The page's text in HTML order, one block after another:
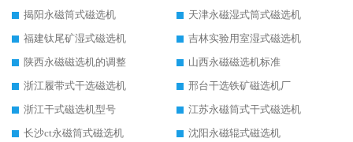
揭阳永磁筒式磁选机
天津永磁湿式筒式磁选机
福建钛尾矿湿式磁选机
吉林实验用室湿式磁选机
陕西永磁磁选机的调整
山西永磁磁选机标准
浙江履带式干选磁选机
邢台干选铁矿磁选机厂
浙江干式磁选机型号
江苏永磁筒式干式磁选机
长沙ct永磁筒式磁选机
沈阳永磁辊式磁选机